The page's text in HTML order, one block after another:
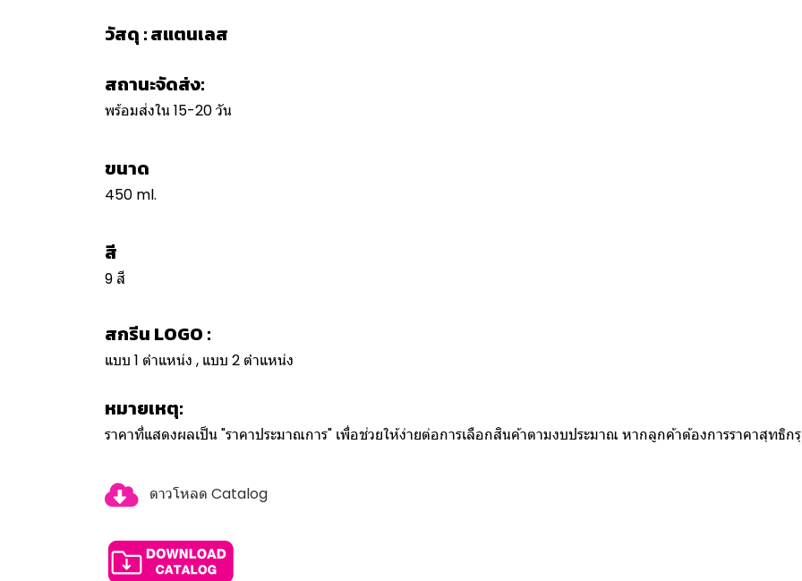
วัสดุ : สแตนเลส
สถานะจัดส่ง:
พร้อมส่งใน 15-20 วัน
ขนาด
450 ml.
สี
9 สี
สกรีน LOGO :
แบบ 1 ตำแหน่ง , แบบ 2 ตำแหน่ง
หมายเหตุ:
ราคาที่แสดงผลเป็น "ราคาประมาณการ" เพื่อช่วยให้ง่ายต่อการเลือกสินค้าตามงบประมาณ หากลูกค้าต้องการราคาสุทธิ
ดาวโหลด Catalog